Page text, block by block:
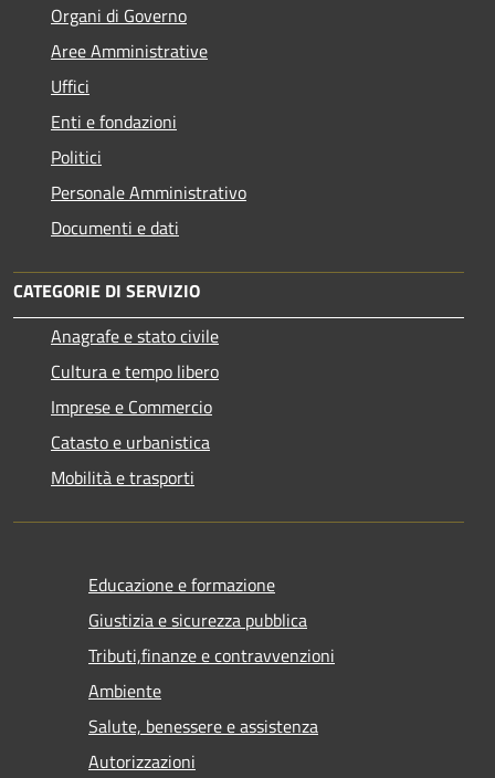
Organi di Governo
Aree Amministrative
Uffici
Enti e fondazioni
Politici
Personale Amministrativo
Documenti e dati
CATEGORIE DI SERVIZIO
Anagrafe e stato civile
Cultura e tempo libero
Imprese e Commercio
Catasto e urbanistica
Mobilità e trasporti
Educazione e formazione
Giustizia e sicurezza pubblica
Tributi,finanze e contravvenzioni
Ambiente
Salute, benessere e assistenza
Autorizzazioni